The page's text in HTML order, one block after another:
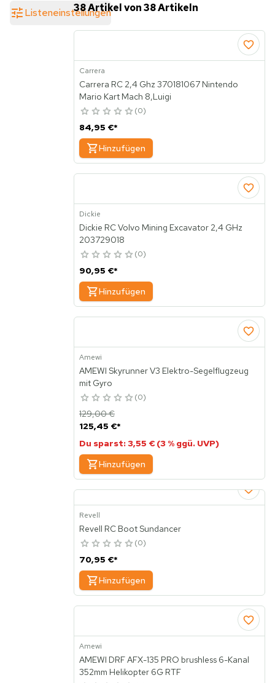
Listeneinstellungen38 Artikel von 38 Artikeln
Carrera
Carrera RC 2,4 Ghz 370181067 Nintendo
Mario Kart Mach 8,Luigi
0
84,95 €*
Hinzufügen
Dickie
Dickie RC Volvo Mining Excavator 2,4 GHz
203729018
0
90,95 €*
Hinzufügen
Amewi
AMEWI Skyrunner V3 Elektro-Segelflugzeug
mit Gyro
0
125,45 €*
129,00 €
Du sparst: 3,55 € (3 % ggü. UVP)
Hinzufügen
Revell
Revell RC Boot Sundancer
0
70,95 €*
Hinzufügen
Amewi
AMEWI DRF AFX-135 PRO brushless 6-Kanal
352mm Helikopter 6G RTF